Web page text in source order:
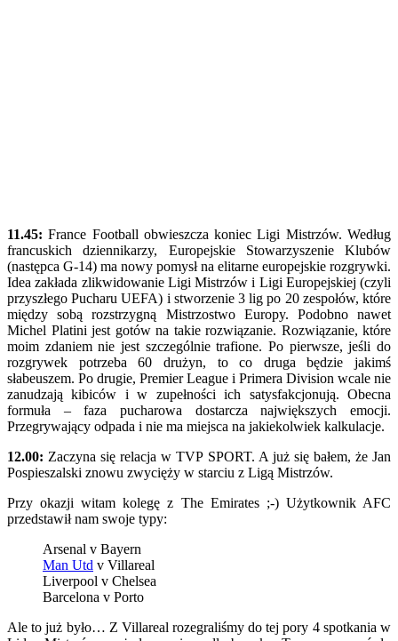
11.45: France Football obwieszcza koniec Ligi Mistrzów. Według
francuskich dziennikarzy, Europejskie Stowarzyszenie Klubów
(następca G-14) ma nowy pomysł na elitarne europejskie rozgrywki.
Idea zakłada zlikwidowanie Ligi Mistrzów i Ligi Europejskiej (czyli
przyszłego Pucharu UEFA) i stworzenie 3 lig po 20 zespołów, które
między sobą rozstrzygną Mistrzostwo Europy. Podobno nawet
Michel Platini jest gotów na takie rozwiązanie. Rozwiązanie, które
moim zdaniem nie jest szczególnie trafione. Po pierwsze, jeśli do
rozgrywek potrzeba 60 drużyn, to co druga będzie jakimś
słabeuszem. Po drugie, Premier League i Primera Division wcale nie
zanudzają kibiców i w zupełności ich satysfakcjonują. Obecna
formuła – faza pucharowa dostarcza największych emocji.
Przegrywający odpada i nie ma miejsca na jakiekolwiek kalkulacje.
12.00: Zaczyna się relacja w TVP SPORT. A już się bałem, że Jan
Pospieszalski znowu zwycięży w starciu z Ligą Mistrzów.
Przy okazji witam kolegę z The Emirates ;-) Użytkownik AFC
przedstawił nam swoje typy:
Arsenal v Bayern
Man Utd v Villareal
Liverpool v Chelsea
Barcelona v Porto
Ale to już było… Z Villareal rozegraliśmy do tej pory 4 spotkania w